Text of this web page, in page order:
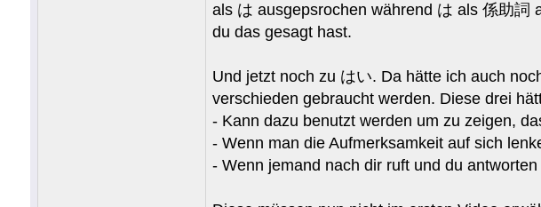
als は ausgepsrochen während は als 係助詞
du das gesagt hast.
Und jetzt noch zu はい. Da hätte ich auch
verschieden gebraucht werden. Diese drei
- Kann dazu benutzt werden um zu zeigen,
- Wenn man die Aufmerksamkeit auf sich
- Wenn jemand nach dir ruft und du